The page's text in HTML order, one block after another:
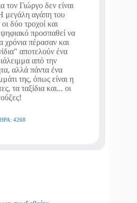
τον Γιώργο δεν είναι
μεγάλη αγάπη του
δύο τροχοί και
προσπαθεί να
χρόνια πέρασαν και
αποτελούν ένα
από την
αλλά πάντα ένα
της, όπως είναι η
τα ταξίδια και... οι
4268